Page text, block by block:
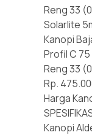
Reng 33
Solarlite
Kanopi
Profil C
Reng 33
Rp.
Harga
Kanopi